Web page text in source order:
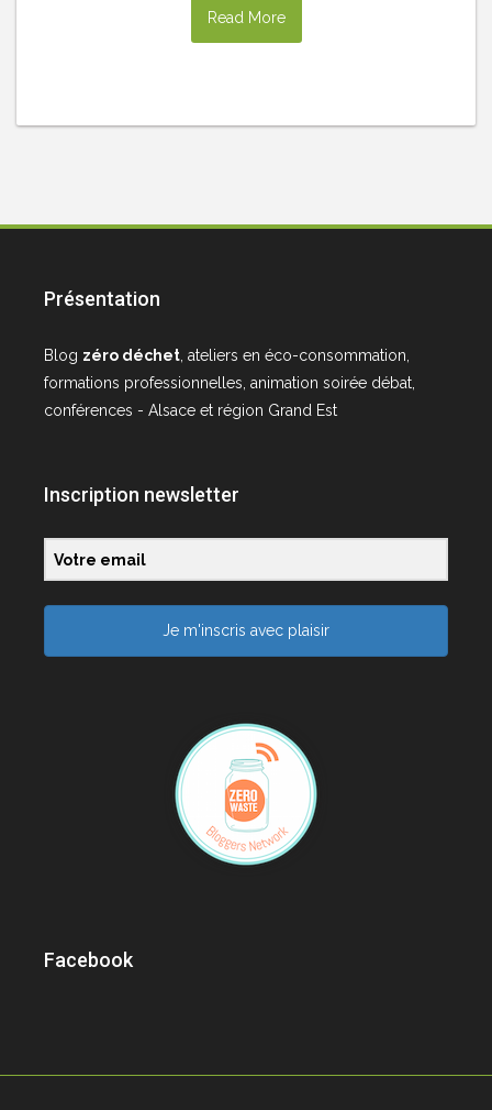
Read More
Présentation
Blog zéro déchet, ateliers en éco-consommation,
formations professionnelles, animation soirée débat,
conférences - Alsace et région Grand Est
Inscription newsletter
Je m'inscris avec plaisir
Facebook